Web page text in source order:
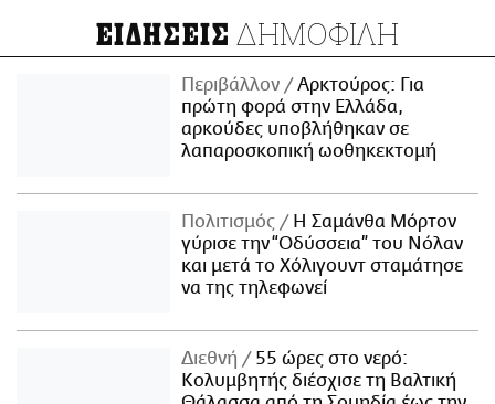
ΕΙΔΗΣΕΙΣ ΔΗΜΟΦΙΛΗ
Περιβάλλον
Αρκτούρος: Για
πρώτη φορά στην Ελλάδα,
αρκούδες υποβλήθηκαν σε
λαπαροσκοπική ωοθηκεκτομή
Πολιτισμός
Η Σαμάνθα Μόρτον
γύρισε την “Οδύσσεια” του Νόλαν
και μετά το Χόλιγουντ σταμάτησε
να της τηλεφωνεί
Διεθνή
55 ώρες στο νερό:
Κολυμβητής διέσχισε τη Βαλτική